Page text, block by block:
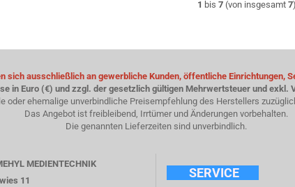
1 bis 7 (von insgesamt 7)
sich ausschließlich an gewerbliche Kunden, öffentliche Einrichtungen,
in Euro (€) und zzgl. der gesetzlich gültigen Mehrwertsteuer und exkl.
oder ehemalige unverbindliche Preisempfehlung des Herstellers
Das Angebot ist freibleibend, Irrtümer und Änderungen vorbehalten.
Die genannten Lieferzeiten sind unverbindlich.
MEDIENTECHNIK
11
SERVICE